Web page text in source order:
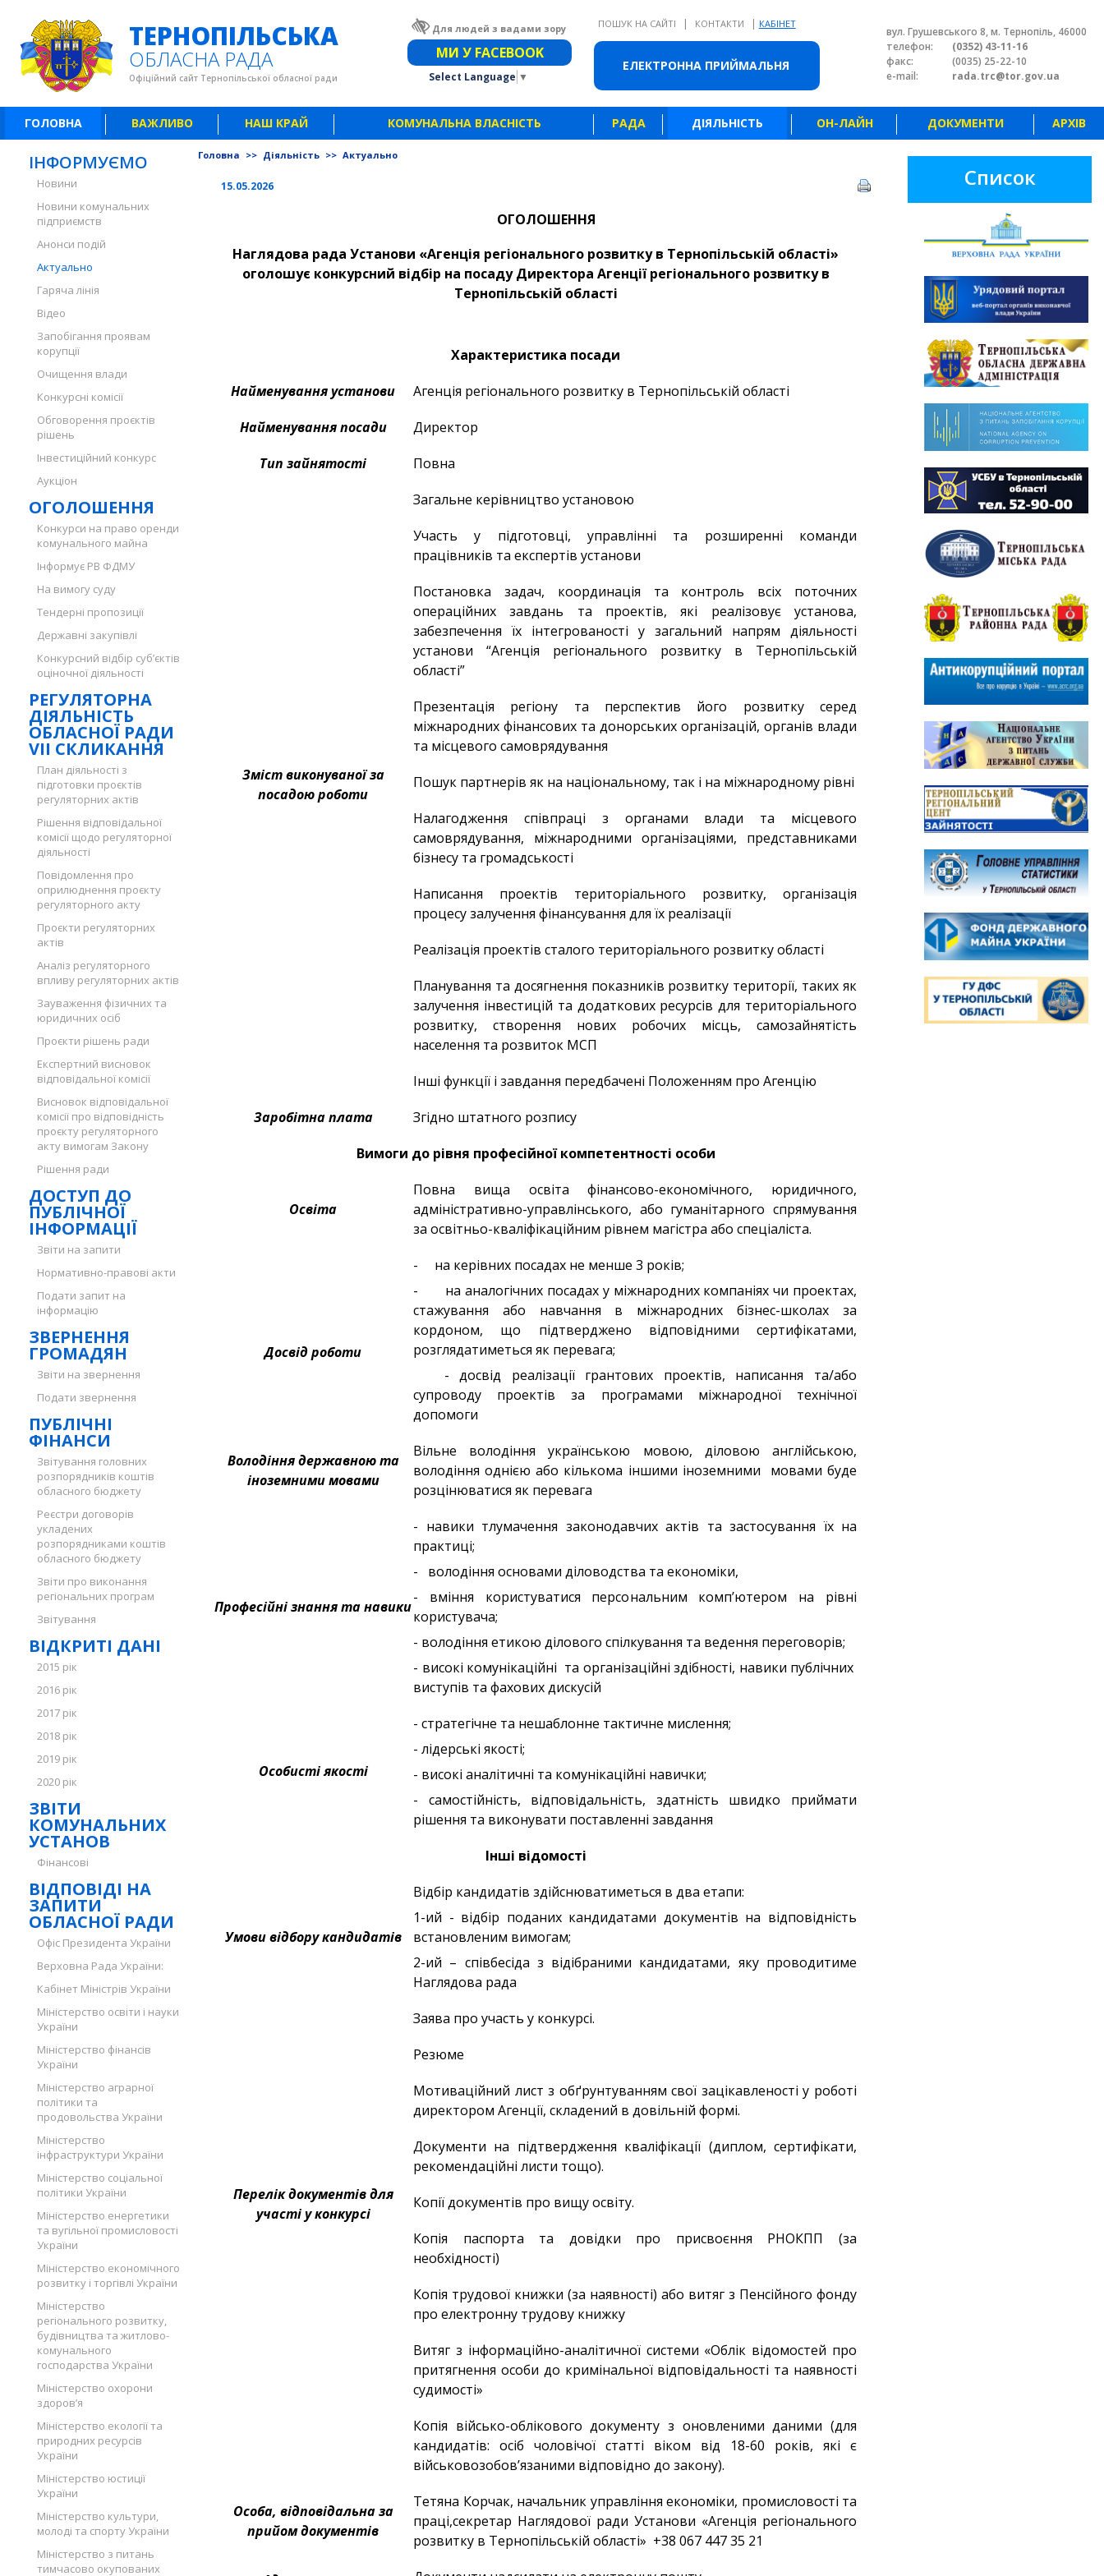
ЕЛЕКТРОННА ПРИЙМАЛЬНЯ
ТЕРНОПІЛЬСЬКА
ОБЛАСНА РАДА
Офіційний сайт Тернопільської обласної ради
Для людей з вадами зору Звичайна версія сайту
МИ У FACEBOOK
Select Language ▼
ПОШУК НА САЙТІ | КОНТАКТИ | КАБІНЕТ
вул. Грушевського 8, м. Тернопіль, 46000
телефон:
(0352) 43-11-16
факс:
(0035) 25-22-10
e-mail:
rada.trc@tor.gov.ua
ГОЛОВНА ВАЖЛИВО НАШ КРАЙ КОМУНАЛЬНА ВЛАСНІСТЬ РАДА ДІЯЛЬНІСТЬ ОН-ЛАЙН ДОКУМЕНТИ АРХІВ
ІНФОРМУЄМО
Новини
Новини комунальних
підприємств
Анонси подій
Актуально
Гаряча лінія
Відео
Запобігання проявам
корупції
Очищення влади
Конкурсні комісії
Обговорення проєктів
рішень
Інвестиційний конкурс
Аукціон
ОГОЛОШЕННЯ
Конкурси на право оренди
комунального майна
Інформує РВ ФДМУ
На вимогу суду
Тендерні пропозиції
Державні закупівлі
Конкурсний відбір суб’єктів
оціночної діяльності
РЕГУЛЯТОРНА
ДІЯЛЬНІСТЬ
ОБЛАСНОЇ РАДИ
VII СКЛИКАННЯ
План діяльності з
підготовки проєктів
регуляторних актів
Рішення відповідальної
комісії щодо регуляторної
діяльності
Повідомлення про
оприлюднення проєкту
регуляторного акту
Проєкти регуляторних
актів
Аналіз регуляторного
впливу регуляторних актів
Зауваження фізичних та
юридичних осіб
Проєкти рішень ради
Експертний висновок
відповідальної комісії
Висновок відповідальної
комісії про відповідність
проєкту регуляторного
акту вимогам Закону
Рішення ради
ДОСТУП ДО
ПУБЛІЧНОЇ
ІНФОРМАЦІЇ
Звіти на запити
Нормативно-правові акти
Подати запит на
інформацію
ЗВЕРНЕННЯ
ГРОМАДЯН
Звіти на звернення
Подати звернення
ПУБЛІЧНІ
ФІНАНСИ
Звітування головних
розпорядників коштів
обласного бюджету
Реєстри договорів
укладених
розпорядниками коштів
обласного бюджету
Звіти про виконання
регіональних програм
Звітування
ВІДКРИТІ ДАНІ
2015 рік
2016 рік
2017 рік
2018 рік
2019 рік
2020 рік
ЗВІТИ
КОМУНАЛЬНИХ
УСТАНОВ
Фінансові
ВІДПОВІДІ НА
ЗАПИТИ
ОБЛАСНОЇ РАДИ
Офіс Президента України
Верховна Рада України:
Кабінет Міністрів України
Міністерство освіти і науки
України
Міністерство фінансів
України
Міністерство аграрної
політики та
продовольства України
Міністерство
інфраструктури України
Міністерство соціальної
політики України
Міністерство енергетики
та вугільної промисловості
України
Міністерство економічного
розвитку і торгівлі України
Міністерство
регіонального розвитку,
будівництва та житлово-
комунального
господарства України
Міністерство охорони
здоров’я
Міністерство екології та
природних ресурсів
України
Міністерство юстиції
України
Міністерство культури,
молоді та спорту України
Міністерство з питань
тимчасово окупованих
Головна >> Діяльність >> Актуально
15.05.2026
ОГОЛОШЕННЯ
Наглядова рада Установи «Агенція регіонального розвитку в Тернопільській області»
оголошує конкурсний відбір на посаду Директора Агенції регіонального розвитку в
Тернопільській області
Характеристика посади
Найменування установи
Агенція регіонального розвитку в Тернопільській області
Найменування посади
Директор
Тип зайнятості
Повна
Зміст виконуваної за
посадою роботи
Загальне керівництво установою
Участь у підготовці, управлінні та розширенні команди
працівників та експертів установи
Постановка задач, координація та контроль всіх поточних
операційних завдань та проектів, які реалізовує установа,
забезпечення їх інтегрованості у загальний напрям діяльності
установи “Агенція регіонального розвитку в Тернопільській
області”
Презентація регіону та перспектив його розвитку серед
міжнародних фінансових та донорських організацій, органів влади
та місцевого самоврядування
Пошук партнерів як на національному, так і на міжнародному рівні
Налагодження співпраці з органами влади та місцевого
самоврядування, міжнародними організаціями, представниками
бізнесу та громадськості
Написання проектів територіального розвитку, організація
процесу залучення фінансування для їх реалізації
Реалізація проектів сталого територіального розвитку області
Планування та досягнення показників розвитку території, таких як
залучення інвестицій та додаткових ресурсів для територіального
розвитку, створення нових робочих місць, самозайнятість
населення та розвиток МСП
Інші функції і завдання передбачені Положенням про Агенцію
Заробітна плата
Згідно штатного розпису
Вимоги до рівня професійної компетентності особи
Освіта
Повна вища освіта фінансово-економічного, юридичного,
адміністративно-управлінського, або гуманітарного спрямування
за освітньо-кваліфікаційним рівнем магістра або спеціаліста.
Досвід роботи
- на керівних посадах не менше 3 років;
- на аналогічних посадах у міжнародних компаніях чи проектах,
стажування або навчання в міжнародних бізнес-школах за
кордоном, що підтверджено відповідними сертифікатами,
розглядатиметься як перевага;
- досвід реалізації грантових проектів, написання та/або
супроводу проектів за програмами міжнародної технічної
допомоги
Володіння державною та
іноземними мовами
Вільне володіння українською мовою, діловою англійською,
володіння однією або кількома іншими іноземними мовами буде
розцінюватися як перевага
Професійні знання та навики
- навики тлумачення законодавчих актів та застосування їх на
практиці;
- володіння основами діловодства та економіки,
- вміння користуватися персональним комп’ютером на рівні
користувача;
- володіння етикою ділового спілкування та ведення переговорів;
- високі комунікаційні та організаційні здібності, навики публічних
виступів та фахових дискусій
Особисті якості
- стратегічне та нешаблонне тактичне мислення;
- лідерські якості;
- високі аналітичні та комунікаційні навички;
- самостійність, відповідальність, здатність швидко приймати
рішення та виконувати поставленні завдання
Інші відомості
Умови відбору кандидатів
Відбір кандидатів здійснюватиметься в два етапи:
1-ий - відбір поданих кандидатами документів на відповідність
встановленим вимогам;
2-ий – співбесіда з відібраними кандидатами, яку проводитиме
Наглядова рада
Перелік документів для
участі у конкурсі
Заява про участь у конкурсі.
Резюме
Мотиваційний лист з обґрунтуванням свої зацікавленості у роботі
директором Агенції, складений в довільній формі.
Документи на підтвердження кваліфікації (диплом, сертифікати,
рекомендаційні листи тощо).
Копії документів про вищу освіту.
Копія паспорта та довідки про присвоєння РНОКПП (за
необхідності)
Копія трудової книжки (за наявності) або витяг з Пенсійного фонду
про електронну трудову книжку
Витяг з інформаційно-аналітичної системи «Облік відомостей про
притягнення особи до кримінальної відповідальності та наявності
судимості»
Копія військо-облікового документу з оновленими даними (для
кандидатів: осіб чоловічої статті віком від 18-60 років, які є
військовозобов’язаними відповідно до закону).
Особа, відповідальна за
прийом документів
Тетяна Корчак, начальник управління економіки, промисловості та
праці,секретар Наглядової ради Установи «Агенція регіонального
розвитку в Тернопільській області» +38 067 447 35 21
Список